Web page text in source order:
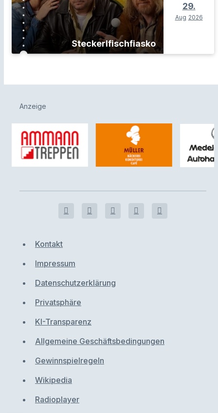
Steckerlfischfiasko
29.
Aug 2026
Anzeige
Kontakt
Impressum
Datenschutzerklärung
Privatsphäre
KI-Transparenz
Allgemeine Geschäftsbedingungen
Gewinnspielregeln
Wikipedia
Radioplayer